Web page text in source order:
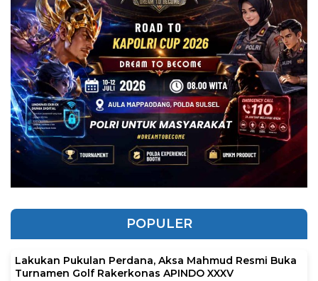
POPULER
Lakukan Pukulan Perdana, Aksa Mahmud Resmi Buka
Turnamen Golf Rakerkonas APINDO XXXV